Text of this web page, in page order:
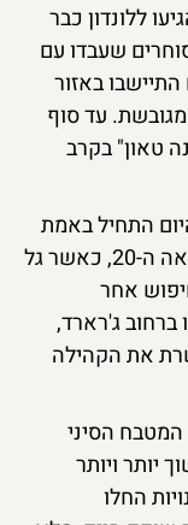
ללונדון כבר
וסוחרים שעבדו עם
באזור
עד סוף
טאון" בקרב
התחיל באמת
להתעצב רק בשנות ה-50 וה-60 של המאה ה-20, כאשר גל
אחר
ברחוב ג'רארד,
את הקהילה
של המטבח הסיני
יותר ויותר
החלו